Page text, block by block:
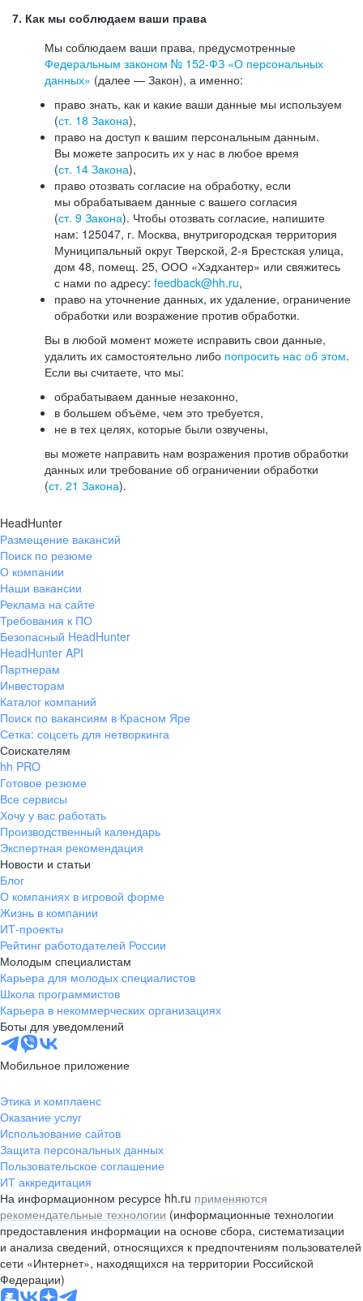
7. Как мы соблюдаем ваши права
Мы соблюдаем ваши права, предусмотренные
Федеральным законом № 152-ФЗ «О персональных
данных» (далее — Закон), а именно:
право знать, как и какие ваши данные мы используем
(ст. 18 Закона),
право на доступ к вашим персональным данным.
Вы можете запросить их у нас в любое время
(ст. 14 Закона),
право отозвать согласие на обработку, если
мы обрабатываем данные с вашего согласия
(ст. 9 Закона). Чтобы отозвать согласие, напишите
нам: 125047, г. Москва, внутригородская территория
Муниципальный округ Тверской, 2-я Брестская улица,
дом 48, помещ. 25, ООО «Хэдхантер» или свяжитесь
с нами по адресу: feedback@hh.ru,
право на уточнение данных, их удаление, ограничение
обработки или возражение против обработки.
Вы в любой момент можете исправить свои данные,
удалить их самостоятельно либо попросить нас об этом.
Если вы считаете, что мы:
обрабатываем данные незаконно,
в большем объёме, чем это требуется,
не в тех целях, которые были озвучены,
вы можете направить нам возражения против обработки
данных или требование об ограничении обработки
(ст. 21 Закона).
HeadHunter
Размещение вакансий
Поиск по резюме
О компании
Наши вакансии
Реклама на сайте
Требования к ПО
Безопасный HeadHunter
HeadHunter API
Партнерам
Инвесторам
Каталог компаний
Поиск по вакансиям в Красном Яре
Сетка: соцсеть для нетворкинга
Соискателям
hh PRO
Готовое резюме
Все сервисы
Хочу у вас работать
Производственный календарь
Экспертная рекомендация
Новости и статьи
Блог
О компаниях в игровой форме
Жизнь в компании
ИТ-проекты
Рейтинг работодателей России
Молодым специалистам
Карьера для молодых специалистов
Школа программистов
Карьера в некоммерческих организациях
Боты для уведомлений
Мобильное приложение
Этика и комплаенс
Оказание услуг
Использование сайтов
Защита персональных данных
Пользовательское соглашение
ИТ аккредитация
На информационном ресурсе hh.ru применяются
рекомендательные технологии (информационные технологии
предоставления информации на основе сбора, систематизации
и анализа сведений, относящихся к предпочтениям пользователей
сети «Интернет», находящихся на территории Российской
Федерации)